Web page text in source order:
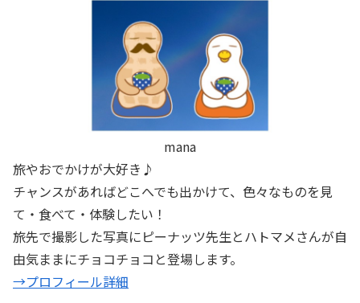
mana
旅やおでかけが大好き♪
チャンスがあればどこへでも出かけて、色々なものを見
て・食べて・体験したい！
旅先で撮影した写真にピーナッツ先生とハトマメさんが自
由気ままにチョコチョコと登場します。
→プロフィール詳細